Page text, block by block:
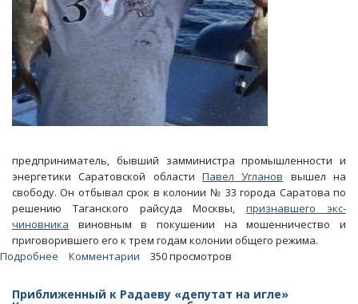
предприниматель, бывший замминистра промышленности и
энергетики Саратовской области Павел Угланов вышел на
свободу. Он отбывал срок в колонии № 33 города Саратова по
решению Таганского райсуда Москвы,признавшего экс-
чиновника виновным в покушении на мошенничество и
приговорившего его к трем годам колонии общего режима.
Подробнее
замминистра
Комментарии 350 просмотров
Приближенный к Радаеву «депутат на игле»